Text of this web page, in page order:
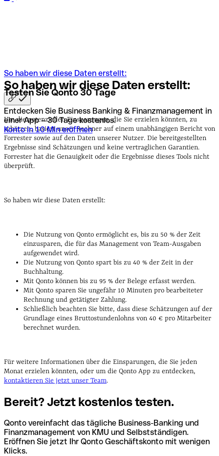
So haben wir diese Daten erstellt:
Testen Sie Qonto 30 Tage
Entdecken Sie Business Banking & Finanzmanagement in
einer App – 30 Tage kostenlos.
Konto in 10 Min eröffnen
So haben wir diese Daten erstellt:
Um die potenziellen Einsparungen, die Sie erzielen könnten, zu
schätzen, basiert unser Rechner auf einem unabhängigen Bericht von
Forrester sowie auf den Daten unserer Nutzer. Die bereitgestellten
Ergebnisse sind Schätzungen und keine vertraglichen Garantien.
Forrester hat die Genauigkeit oder die Ergebnisse dieses Tools nicht
überprüft.
So haben wir diese Daten erstellt:
Die Nutzung von Qonto ermöglicht es, bis zu 50 % der Zeit
einzusparen, die für das Management von Team-Ausgaben
aufgewendet wird.
Die Nutzung von Qonto spart bis zu 40 % der Zeit in der
Buchhaltung.
Mit Qonto können bis zu 95 % der Belege erfasst werden.
Mit Qonto sparen Sie ungefähr 10 Minuten pro bearbeiteter
Rechnung und getätigter Zahlung.
Schließlich beachten Sie bitte, dass diese Schätzungen auf der
Grundlage eines Bruttostundenlohns von 40 € pro Mitarbeiter
berechnet wurden.
Für weitere Informationen über die Einsparungen, die Sie jeden
Monat erzielen könnten, oder um die Qonto App zu entdecken,
kontaktieren Sie jetzt unser Team.
Bereit? Jetzt kostenlos testen.
Qonto vereinfacht das tägliche Business-Banking und
Finanzmanagement von KMU und Selbstständigen.
Eröffnen Sie jetzt Ihr Qonto Geschäftskonto mit wenigen
Klicks.